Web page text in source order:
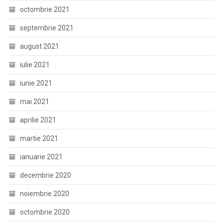
octombrie 2021
septembrie 2021
august 2021
iulie 2021
iunie 2021
mai 2021
aprilie 2021
martie 2021
ianuarie 2021
decembrie 2020
noiembrie 2020
octombrie 2020